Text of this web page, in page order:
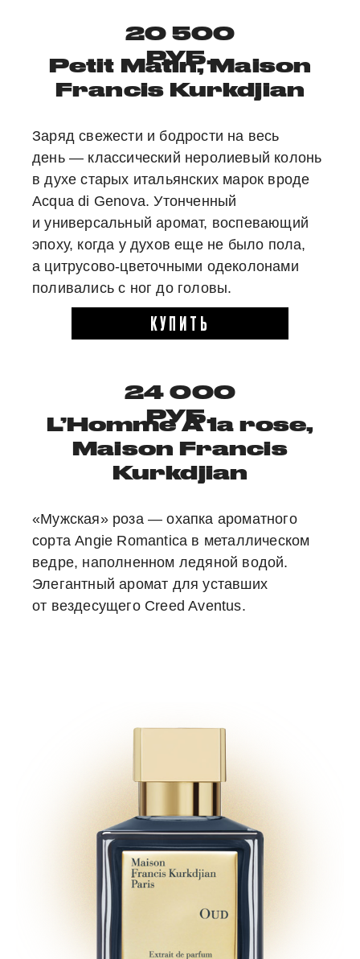
20 500
РУБ.
Petit Matin, Maison
Francis Kurkdjian
Заряд свежести и бодрости на весь
день — классический неролиевый колонь
в духе старых итальянских марок вроде
Acqua di Genova. Утонченный
и универсальный аромат, воспевающий
эпоху, когда у духов еще не было пола,
а цитрусово-цветочными одеколонами
поливались с ног до головы.
КУПИТЬ
24 000
РУБ.
L’Homme À la rose,
Maison Francis
Kurkdjian
«Мужская» роза — охапка ароматного
сорта Angie Romantica в металлическом
ведре, наполненном ледяной водой.
Элегантный аромат для уставших
от вездесущего Creed Aventus.